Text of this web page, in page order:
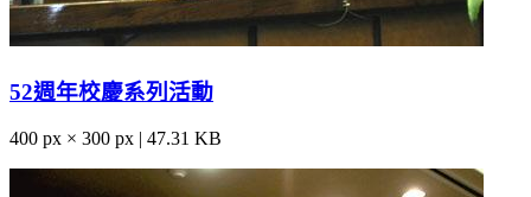
52週年校慶系列活動
400 px × 300 px | 47.31 KB